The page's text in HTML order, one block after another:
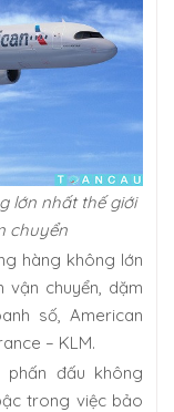
lớn nhất thế giới
chuyển
hàng không lớn
vận chuyển, dặm
số, American
– KLM.
đấu không
trong việc bảo